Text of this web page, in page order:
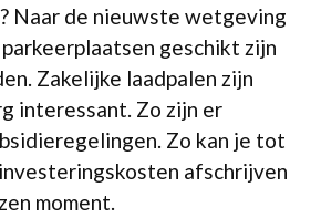
Naar de nieuwste wetgeving
geschikt zijn
Zakelijke laadpalen zijn
interessant. Zo zijn er
Zo kan je tot
afschrijven
moment.